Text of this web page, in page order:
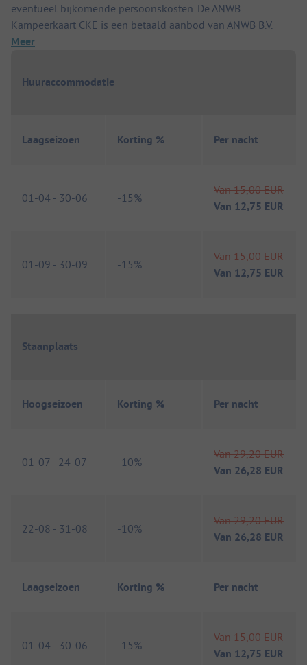
eventueel bijkomende persoonskosten. De ANWB
Kampeerkaart CKE is een betaald aanbod van ANWB B.V.
Meer
Huuraccommodatie
Laagseizoen Korting % Per nacht
01-04 - 30-06 -15%
Van 15,00 EUR
Van 12,75 EUR
01-09 - 30-09 -15%
Van 15,00 EUR
Van 12,75 EUR
Staanplaats
Hoogseizoen Korting % Per nacht
01-07 - 24-07 -10%
Van 29,20 EUR
Van 26,28 EUR
22-08 - 31-08 -10%
Van 29,20 EUR
Van 26,28 EUR
Laagseizoen Korting % Per nacht
01-04 - 30-06 -15%
Van 15,00 EUR
Van 12,75 EUR